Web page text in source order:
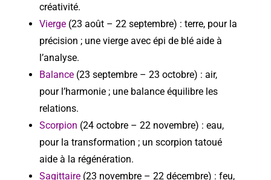
créativité.
Vierge (23 août – 22 septembre) : terre, pour la
précision ; une vierge avec épi de blé aide à
l’analyse.
Balance (23 septembre – 23 octobre) : air,
pour l’harmonie ; une balance équilibre les
relations.
Scorpion (24 octobre – 22 novembre) : eau,
pour la transformation ; un scorpion tatoué
aide à la régénération.
Sagittaire (23 novembre – 22 décembre) : feu,